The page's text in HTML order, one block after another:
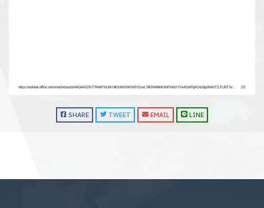
SHARE TWEET EMAIL LINE